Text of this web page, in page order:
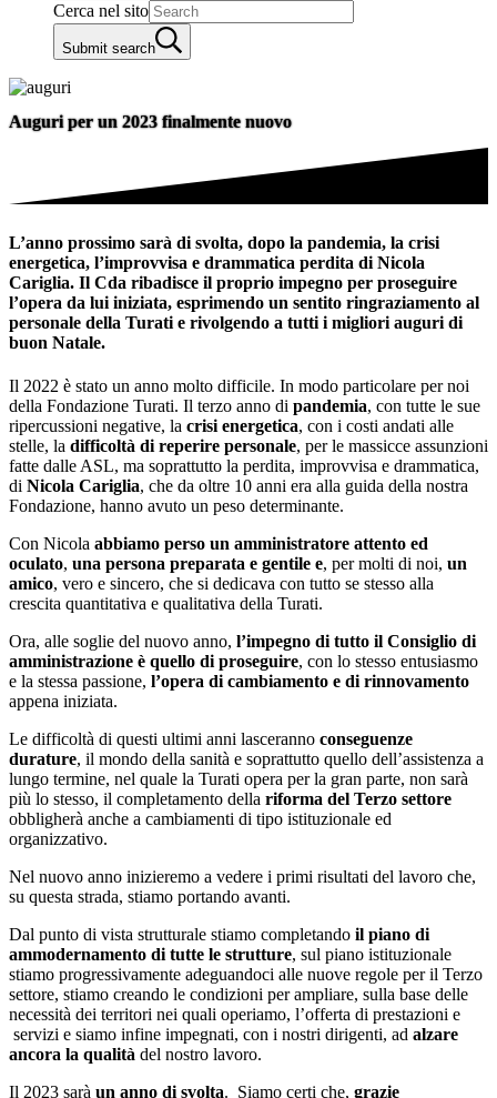
Cerca nel sito
Submit search
Auguri per un 2023 finalmente nuovo
L’anno prossimo sarà di svolta, dopo la pandemia, la crisi
energetica, l’improvvisa e drammatica perdita di Nicola
Cariglia. Il Cda ribadisce il proprio impegno per proseguire
l’opera da lui iniziata, esprimendo un sentito ringraziamento al
personale della Turati e rivolgendo a tutti i migliori auguri di
buon Natale.
Il 2022 è stato un anno molto difficile. In modo particolare per noi
della Fondazione Turati. Il terzo anno di pandemia, con tutte le sue
ripercussioni negative, la crisi energetica, con i costi andati alle
stelle, la difficoltà di reperire personale, per le massicce assunzioni
fatte dalle ASL, ma soprattutto la perdita, improvvisa e drammatica,
di Nicola Cariglia, che da oltre 10 anni era alla guida della nostra
Fondazione, hanno avuto un peso determinante.
Con Nicola abbiamo perso un amministratore attento ed
oculato, una persona preparata e gentile e, per molti di noi, un
amico, vero e sincero, che si dedicava con tutto se stesso alla
crescita quantitativa e qualitativa della Turati.
Ora, alle soglie del nuovo anno, l’impegno di tutto il Consiglio di
amministrazione è quello di proseguire, con lo stesso entusiasmo
e la stessa passione, l’opera di cambiamento e di rinnovamento
appena iniziata.
Le difficoltà di questi ultimi anni lasceranno conseguenze
durature, il mondo della sanità e soprattutto quello dell’assistenza a
lungo termine, nel quale la Turati opera per la gran parte, non sarà
più lo stesso, il completamento della riforma del Terzo settore
obbligherà anche a cambiamenti di tipo istituzionale ed
organizzativo.
Nel nuovo anno inizieremo a vedere i primi risultati del lavoro che,
su questa strada, stiamo portando avanti.
Dal punto di vista strutturale stiamo completando il piano di
ammodernamento di tutte le strutture, sul piano istituzionale
stiamo progressivamente adeguandoci alle nuove regole per il Terzo
settore, stiamo creando le condizioni per ampliare, sulla base delle
necessità dei territori nei quali operiamo, l’offerta di prestazioni e
servizi e siamo infine impegnati, con i nostri dirigenti, ad alzare
ancora la qualità del nostro lavoro.
Il 2023 sarà un anno di svolta. Siamo certi che, grazie